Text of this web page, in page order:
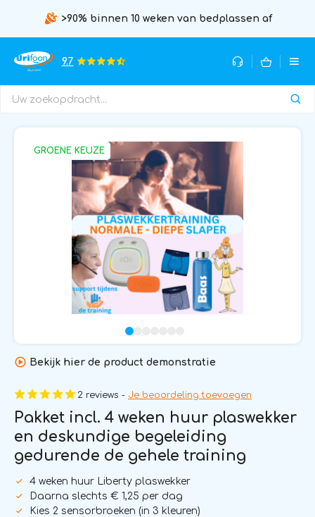
>90% binnen 10 weken van bedplassen af
9.7
GROENE KEUZE
Bekijk hier de product demonstratie
2 reviews - Je beoordeling toevoegen
Pakket incl. 4 weken huur plaswekker
en deskundige begeleiding
gedurende de gehele training
4 weken huur Liberty plaswekker
Daarna slechts € 1,25 per dag
Kies 2 sensorbroeken (in 3 kleuren)